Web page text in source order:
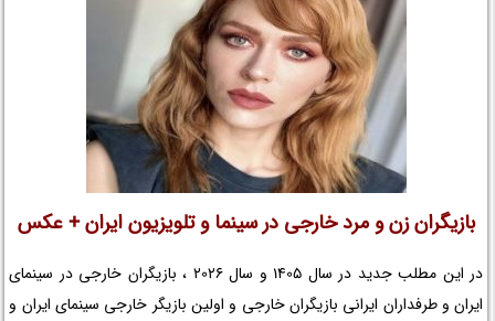
بازیگران زن و مرد خارجی در سینما و تلویزیون ایران + عکس
در این مطلب جدید در سال 1405 و سال 2026 ، بازیگران خارجی در سینمای
ایران و طرفداران ایرانی بازیگران خارجی و اولین بازیگر خارجی سینمای ایران و